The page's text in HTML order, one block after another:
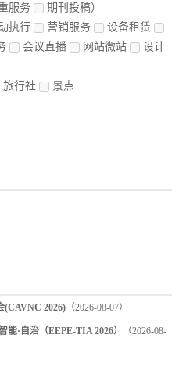
服务
期刊投稿）
执行 营销服务
设备租赁
会议直播 网站微站
设计
旅行社
景点
(CAVNC 2026)（2026-08-07）
·自治（EEPE-TIA 2026） （2026-08-